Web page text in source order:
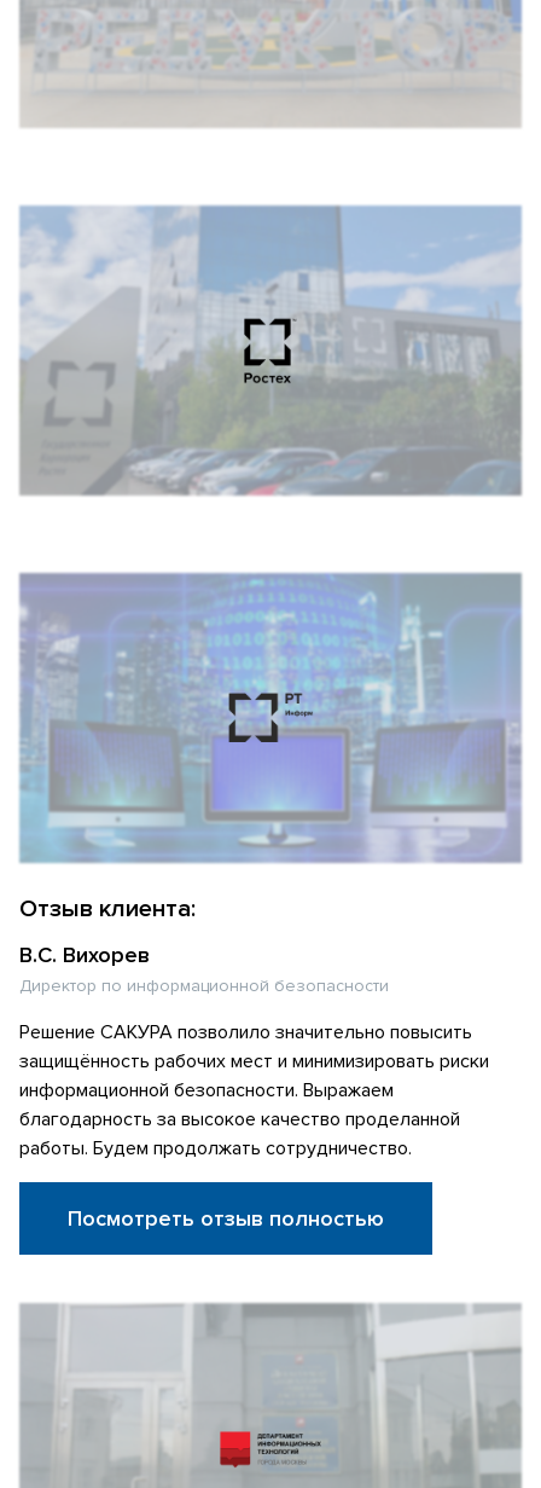
Отзыв клиента:
В.С. Вихорев
Директор по информационной безопасности
Решение САКУРА позволило значительно повысить
защищённость рабочих мест и минимизировать риски
информационной безопасности. Выражаем
благодарность за высокое качество проделанной
работы. Будем продолжать сотрудничество.
Посмотреть отзыв полностью